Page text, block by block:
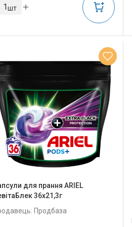
шт
для прання ARIEL
36х21,3г
Продбаза